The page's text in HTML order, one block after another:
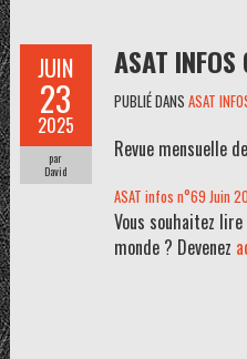
JUIN
23
2025
par
David
ASAT
PUBLIÉ DANS ASAT
Revue mensuelle
ASAT infos n°69 Juin
Vous souhaitez
monde ? Devenez